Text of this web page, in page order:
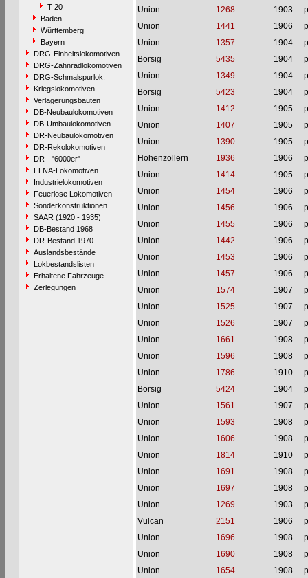
T 20
Baden
Württemberg
Bayern
DRG-Einheitslokomotiven
DRG-Zahnradlokomotiven
DRG-Schmalspurlok.
Kriegslokomotiven
Verlagerungsbauten
DB-Neubaulokomotiven
DB-Umbaulokomotiven
DR-Neubaulokomotiven
DR-Rekolokomotiven
DR - "6000er"
ELNA-Lokomotiven
Industrielokomotiven
Feuerlose Lokomotiven
Sonderkonstruktionen
SAAR (1920 - 1935)
DB-Bestand 1968
DR-Bestand 1970
Auslandsbestände
Lokbestandslisten
Erhaltene Fahrzeuge
Zerlegungen
Union
1268 1903
Union
1441 1906
Union
1357 1904
Borsig
5435 1904
Union
1349 1904
Borsig
5423 1904
Union
1412 1905
Union
1407 1905
Union
1390 1905
Hohenzollern
1936 1906
Union
1414 1905
Union
1454 1906
Union
1456 1906
Union
1455 1906
Union
1442 1906
Union
1453 1906
Union
1457 1906
Union
1574 1907
Union
1525 1907
Union
1526 1907
Union
1661 1908
Union
1596 1908
Union
1786 1910
Borsig
5424 1904
Union
1561 1907
Union
1593 1908
Union
1606 1908
Union
1814 1910
Union
1691 1908
Union
1697 1908
Union
1269 1903
Vulcan
2151 1906
Union
1696 1908
Union
1690 1908
Union
1654 1908